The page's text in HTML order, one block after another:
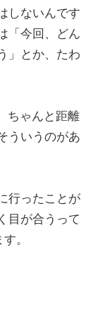
しないんです
「今回、どん
」とか、たわ
ちゃんと距離
ういうのがあ
行ったことが
目が合うって
。